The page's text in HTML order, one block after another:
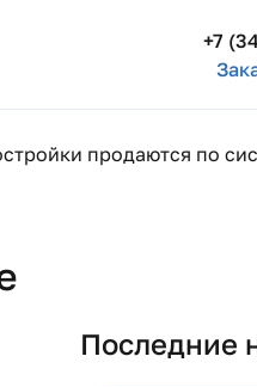
+7
продаются по
Последние